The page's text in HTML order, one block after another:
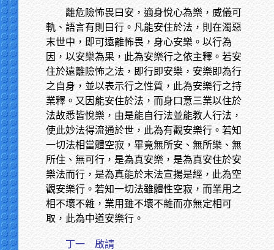
離危險怖畏曰安，適身悅心為樂，威儀可
軌、語言有則曰行。凡能安住於法，則在濁惡
末世中，即可遠離怖畏，身心安樂。以行為
因，以安樂為果，此為安樂行之依主釋。若安
住於遠離險怖之法，即行即安樂，安樂即為行
之自身，並以表示行之性質，此為安樂行之持
業釋。又因能安住於法，而身口意三業以住於
法故悉皆悅樂，由是能自行法並能教人行法，
使此妙法得流通於世，此為有觀安樂行。若知
一切法相當體空寂，畢竟無所安、無所樂、無
所住、無可行，是為真安樂，是為真安住於安
樂法而行，是為真能於末法宣揚是經，此為空
觀安樂行。若知一切法雖體性空寂，而業用之
相不壞不雜，業用雖不壞不雜而亦無定相可
取，此為中道安樂行。
丁一 啟請